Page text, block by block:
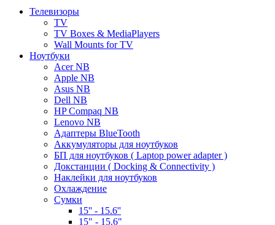
Телевизоры
TV
TV Boxes & MediaPlayers
Wall Mounts for TV
Ноутбуки
Acer NB
Apple NB
Asus NB
Dell NB
HP Compaq NB
Lenovo NB
Адаптеры BlueTooth
Аккумуляторы для ноутбуков
БП для ноутбуков ( Laptop power adapter )
Докстанции ( Docking & Connectivity )
Наклейки для ноутбуков
Охлаждение
Сумки
15'' - 15.6''
15" - 15.6"